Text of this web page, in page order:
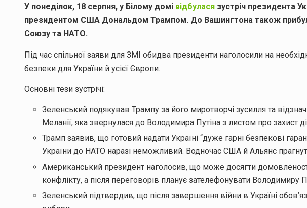
У понеділок, 18 серпня, у Білому домі відбулася зустріч президента
президентом США Дональдом Трампом. До Вашингтона також
Союзу та НАТО.
Під час спільної заяви для ЗМІ обидва президенти наголосили на
безпеки для України й усієї Європи.
Основні тези зустрічі:
Зеленський подякував Трампу за його миротворчі зусилля та
Меланії, яка звернулася до Володимира Путіна з листом про захист
Трамп заявив, що готовий надати Україні “дуже гарні безпекові
України до НАТО наразі неможливий. Водночас США й Альянс
Американський президент наголосив, що може досягти
конфлікту, а після переговорів планує зателефонувати Володимиру
Зеленський підтвердив, що після завершення війни в Україні